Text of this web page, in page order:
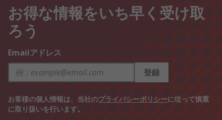
お得な情報をいち早く受け取
ろう
Emailアドレス
登録
お客様の個人情報は、当社のプライバシーポリシーに従って慎重
に取り扱いを行います。